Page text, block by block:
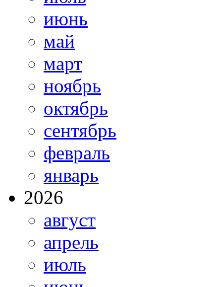
июнь
май
март
ноябрь
октябрь
сентябрь
февраль
январь
2026
август
апрель
июль